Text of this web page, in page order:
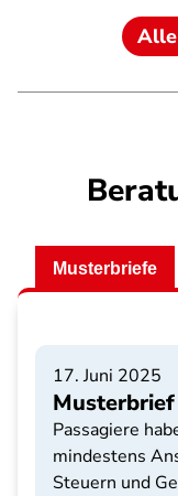
Musterbriefe
17. Juni 2025
Passagiere
mindestens
Steuern und